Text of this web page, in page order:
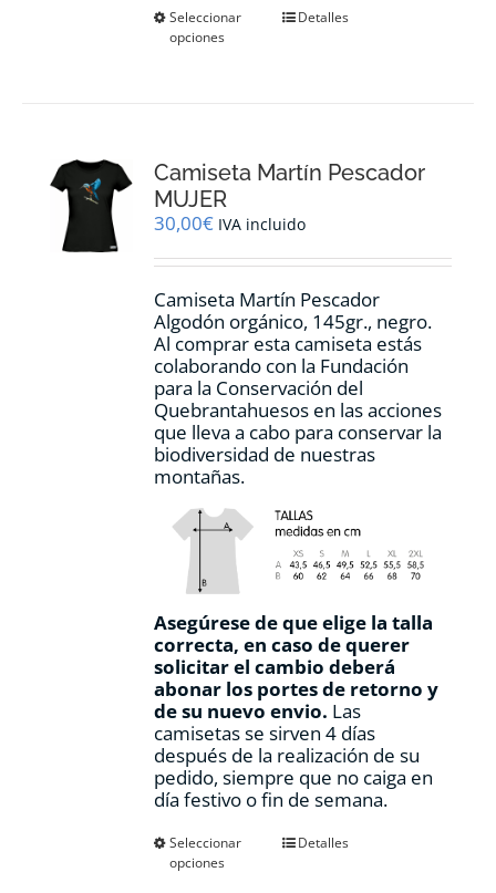
Seleccionar
opciones
Este
se
elegir
la
de
producto
Detalles
Camiseta Martín Pescador
MUJER
30,00€ IVA incluido
Camiseta Martín Pescador
Algodón orgánico, 145gr., negro.
Al comprar esta camiseta estás
colaborando con la Fundación
para la Conservación del
Quebrantahuesos en las acciones
que lleva a cabo para conservar la
biodiversidad de nuestras
montañas.
Asegúrese de que elige la talla
correcta, en caso de querer
solicitar el cambio deberá
abonar los portes de retorno y
de su nuevo envio. Las
camisetas se sirven 4 días
después de la realización de su
pedido, siempre que no caiga en
día festivo o fin de semana.
Seleccionar
opciones
EsteDetalles